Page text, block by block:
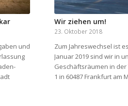
und
Wir ziehen um!
23. Oktober 2018
Zum Jahreswechsel ist
Januar 2019 sind wir in
Geschäftsräumen in der
1 in 60487 Frankfurt am